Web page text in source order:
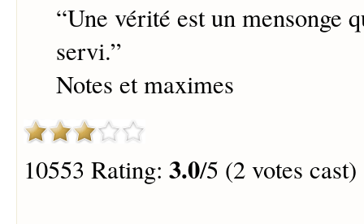
“Une vérité est un mensonge
servi.”
Notes et maximes
10553 Rating: 3.0/5 (2 votes cast)